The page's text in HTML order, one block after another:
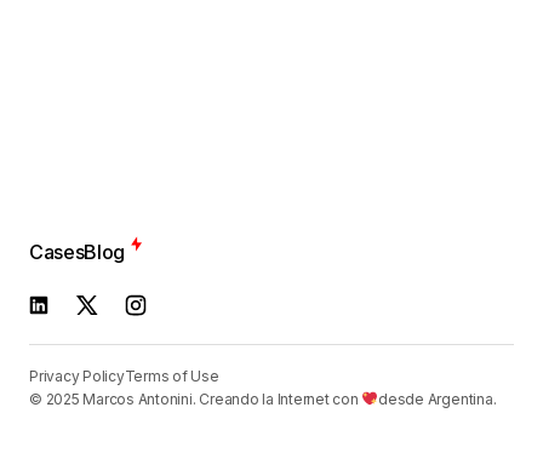
CasesBlog
Privacy PolicyTerms of Use
© 2025 Marcos Antonini. Creando la Internet con
desde Argentina.